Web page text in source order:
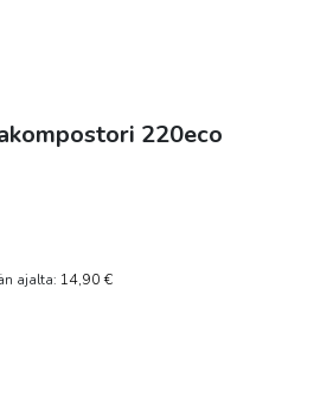
220eco
ajalta: 14,90€